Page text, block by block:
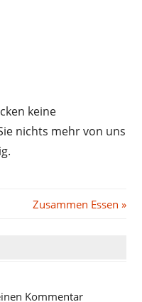
keine
nichts mehr von uns
Nächster
Zusammen Essen
Kommentar